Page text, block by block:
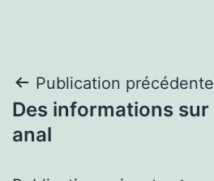
Navigation
de
Publication précédente
Des informations
anal